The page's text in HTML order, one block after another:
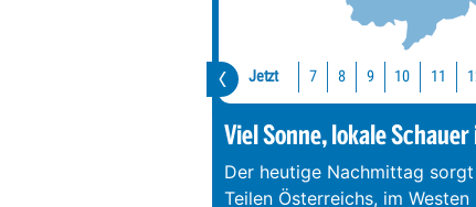
Jetzt 7 8 9 10 11
Viel Sonne, lokale Schauer
Der heutige Nachmittag
Teilen Österreichs, im